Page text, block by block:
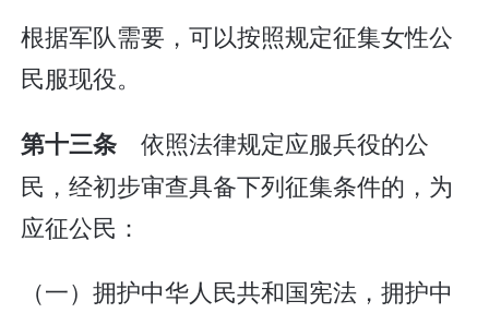
根据军队需要，可以按照规定征集女性公
民服现役。
第十三条 依照法律规定应服兵役的公
民，经初步审查具备下列征集条件的，为
应征公民：
（一）拥护中华人民共和国宪法，拥护中